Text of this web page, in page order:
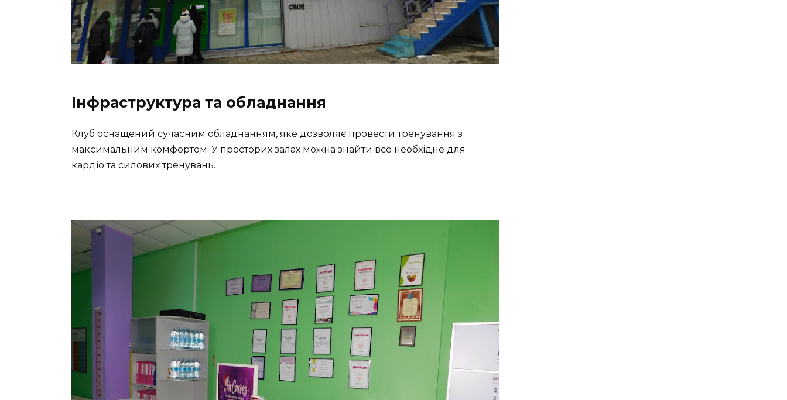
Інфраструктура та обладнання
Клуб оснащений сучасним обладнанням, яке дозволяє провести тренування з
максимальним комфортом. У просторих залах можна знайти все необхідне для
кардіо та силових тренувань.